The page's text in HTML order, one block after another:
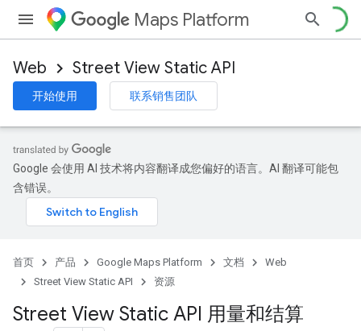
Maps Platform
Web Street View Static API
开始使用 联系销售团队
Google 会使用 AI 技术将内容翻译成您偏好的语言。AI 翻译可能包
含错误。
首页 产品 Google Maps Platform 文档
Web
Street View Static API
资源
Street View Static API 用量和结算